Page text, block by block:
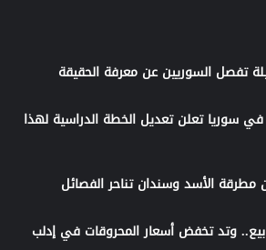
تفصل السوريين عن معرفة الحقيقة
في سوريا تعلن تعديل الخطة الدراسية لهذا
مطرقة الأسد وسندان تناحر الفصائل
وتد تخفض أسعار المحروقات في إدلب